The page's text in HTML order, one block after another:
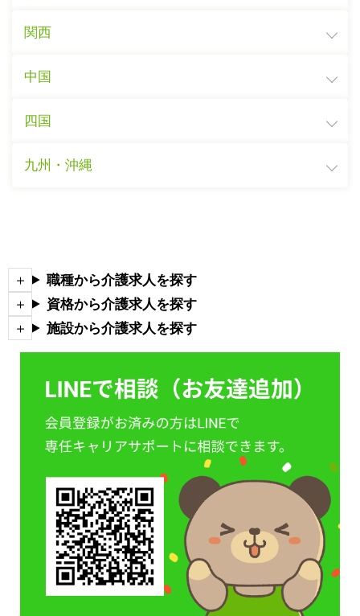
関西
中国
四国
九州・沖縄
職種から介護求人を探す
資格から介護求人を探す
施設から介護求人を探す